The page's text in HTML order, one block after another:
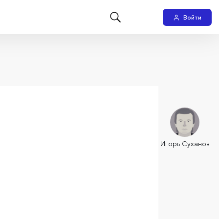
Войти
Игорь Суханов